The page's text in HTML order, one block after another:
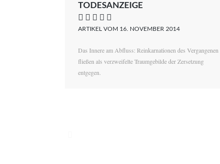
TODESANZEIGE
    
ARTIKEL VOM 16. NOVEMBER 2014
Das Innere am Abfluss: Reinkarnationen des Vergangenen
fließen als verzweifelte Traumgebilde der Zersetzung
entgegen.